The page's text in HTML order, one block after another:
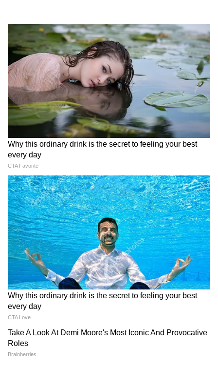
जीवन में काफी मुश्किलें देखी हैं। बचपन में उन्हें ऐसे
माहौल में रहना पड़ा, जहां थर्ड जेंडर समुदाय के लिए
सीमित और अक्सर शोषण से जुड़े विकल्प ही थे-जैसे
भीख मांगना या नाचना। लेकिन उन्होंने इन सीमाओं को
तोड़ा और जेंडर और माइनॉरिटी राइट्स के लिए आवाज
उठाई। उन्होंने सामाजिक आंदोलनों में हिस्सा लिया और
LGBTQ अधिकारों के लिए काम किया।
View post on Instagram
LATEST VIDEOS
IIT Delhi में PM Modi के कार्यक्रम पर भड़क
गए Owaisi, 'सिर झुकाने' पर उठाए सवाल
Gwalior में बहनों की हिम्मत के आगे पस्त हुआ
Snatcher, हर लड़की में होनी चाहिए ऐसी